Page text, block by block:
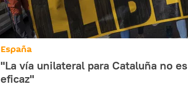
España
"La vía unilateral para Cataluña no
eficaz"